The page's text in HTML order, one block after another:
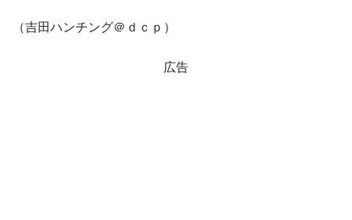
『Money1』
韓国政府「ニセＫ-ブランドを通報しようキ
韓国「橋が落ちました」⇒ 耐久性「なさす
（吉田ハンチング＠ｄｃｐ）
広告